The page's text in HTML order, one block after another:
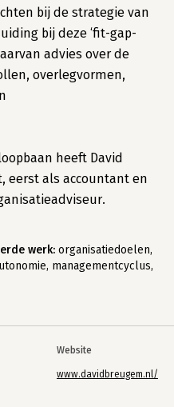
Website
www.davidbreugem.nl/
bij de strategie van
bij deze ‘fit-gap-
advies over de
overlegvormen,
heeft David
eerst als accountant en
werk: organisatiedoelen,
managementcyclus,